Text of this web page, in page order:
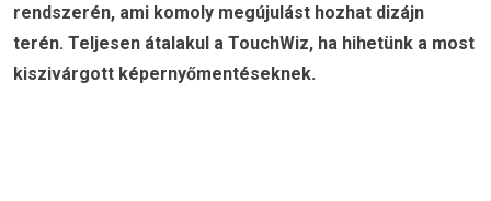
rendszerén, ami komoly megújulást hozhat dizájn
terén. Teljesen átalakul a TouchWiz, ha hihetünk a most
kiszivárgott képernyőmentéseknek.